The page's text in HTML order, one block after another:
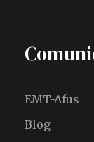
EMT-Afus
Blog